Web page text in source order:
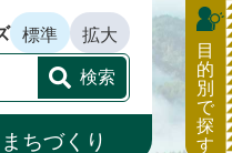
標準
拡大
ちづくり
目
的
別
で
探
す